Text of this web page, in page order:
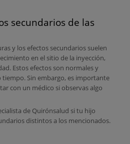
secundarios de las
y los efectos secundarios suelen
en el sitio de la inyección,
Estos efectos son normales y
tiempo. Sin embargo, es importante
con un médico si observas algo
de Quirónsalud si tu hijo
distintos a los mencionados.